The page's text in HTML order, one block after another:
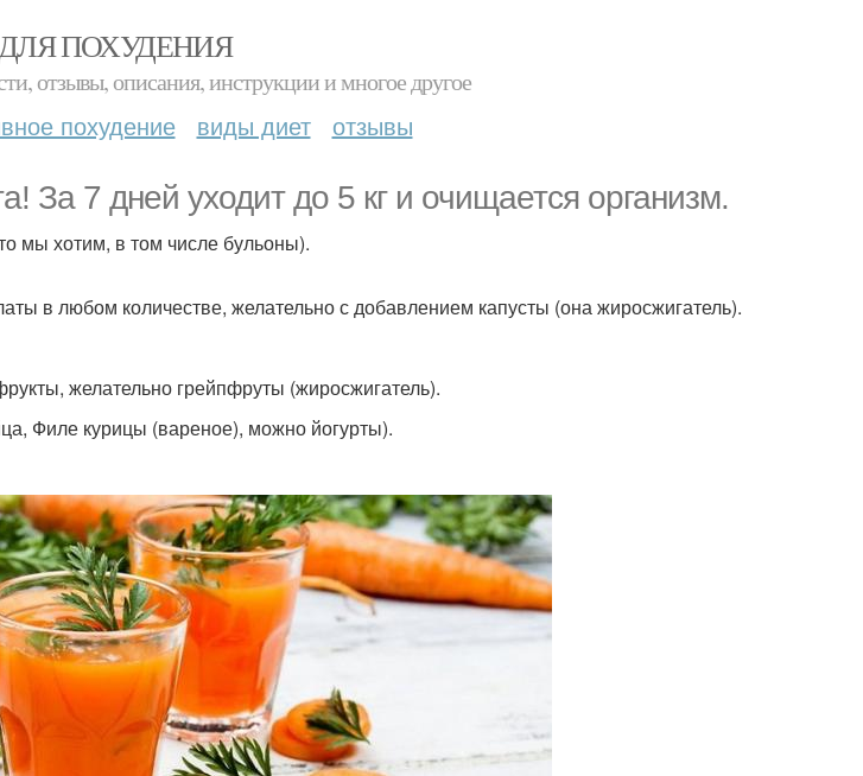
ПОХУДЕНИЯ
отзывы, описания, инструкции и многое другое
похудение виды диет отзывы
7 дней уходит до 5 кг и очищается организм.
мы хотим, в том числе бульоны).
в любом количестве, желательно с добавлением капусты (она жиросжигатель).
желательно грейпфруты (жиросжигатель).
Филе курицы (вареное), можно йогурты).